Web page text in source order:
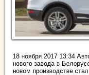
18 ноября 2017 13:34
нового завода в
новом производстве стал